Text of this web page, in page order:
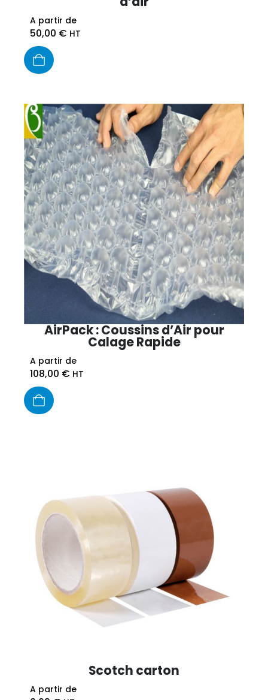
A partir de
50,00 € HT
AirPack : Coussins d’Air pour
Calage Rapide
A partir de
108,00 € HT
Scotch carton
A partir de